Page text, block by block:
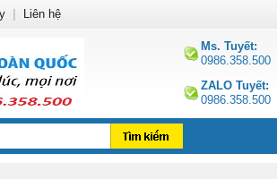
Ms. Tuyết:
0986.358.500
ZALO Tuyết:
0986.358.500
Liên hệ